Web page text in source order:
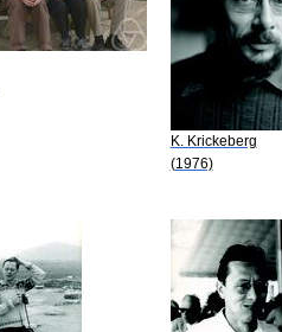
K. Krickeberg
(1976)